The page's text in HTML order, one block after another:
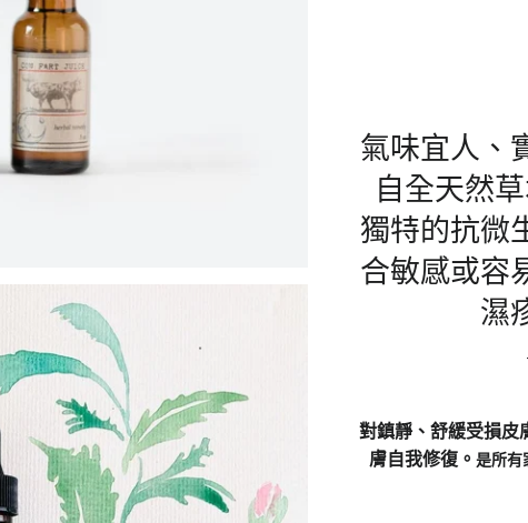
氣味宜人、
自全天然
獨特的抗微
合敏感或容
濕
對鎮靜、舒緩受損皮
膚自我修復。是所有